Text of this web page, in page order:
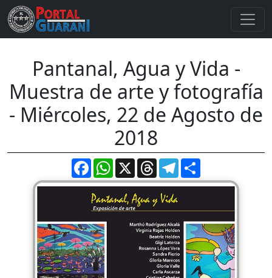
Pantanal, Agua y Vida -
Muestra de arte y fotografía
- Miércoles, 22 de Agosto de
2018
FacebookWhatsApp
X ThreadsTelegram